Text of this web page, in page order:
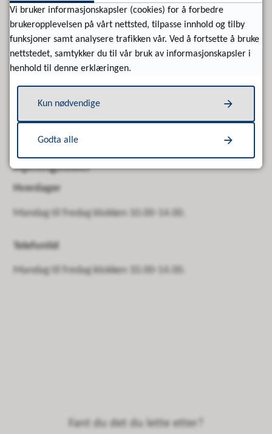
Nils Ole Evjen
Åpningstider
Hverdager
Mandag til fredag klokken 10.00-14.00.
Telefontid
Mandag til fredag klokken 10.00-14.00.
Fant du det du lette etter?
Vi bruker informasjonskapsler (cookies) for å forbedre
brukeropplevelsen på vårt nettsted, tilpasse innhold og tilby
funksjoner samt analysere trafikken vår. Ved å fortsette å bruke
nettstedet, samtykker du til vår bruk av informasjonskapsler i
henhold til denne erklæringen.
Kun nødvendige
Godta alle